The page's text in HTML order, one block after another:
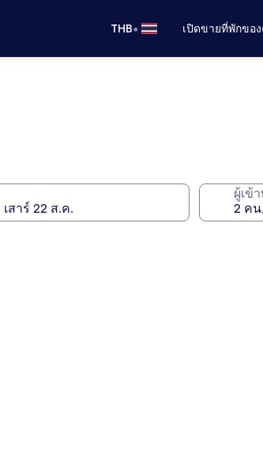
THB• เปิดขายที่พักขอ
ผู้เข้